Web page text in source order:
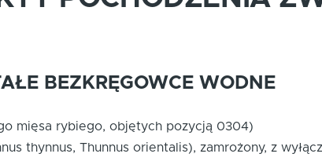
BEZKRĘGOWCE WODNE
mięsa rybiego, objętych pozycją 0304)
thynnus, Thunnus orientalis), zamrożony, z